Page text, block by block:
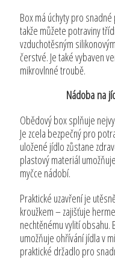
Box má úchyty pro
takže můžete potraviny
vzduchotěsným
čerstvé. Je také vybaven
mikrovlnné troubě.
Nádoba na
Obědový box splňuje
Je zcela bezpečný pro
uložené jídlo zůstane
plastový materiál
myčce nádobí.
Praktické uzavření je
kroužkem – zajišťuje
nechtěnému vylití
umožňuje ohřívání jídla v
praktické držadlo pro